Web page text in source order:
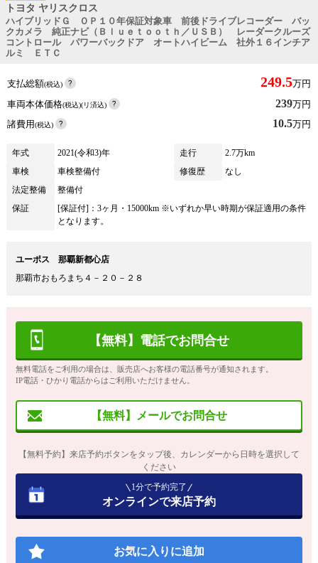
トヨタ ヤリスクロス
ハイブリッドＧ ＯＰ１０年保証対象車 前後ドライブレコーダー バッ
クカメラ 純正ナビ（Ｂｌｕｅｔｏｏｔｈ／ＵＳＢ） レーダークルーズ
コントロール パワーバックドア オートハイビーム 社外１６インチア
ルミ ＥＴＣ
支払総額(税込) 249.5万円
車両本体価格(税込)(リ済込) 239万円
諸費用(税込) 10.5万円
年式 2021(令和3)年 走行
2.7万km
車検
車検整備付 修復歴
なし
法定整備
整備付
保証
[保証付]：3ヶ月・15000km ※いずれか早い時期が保証適用の条件
となります。
ユーポス 那覇新都心店
那覇市おもろまち４－２０－２８
【無料】電話でお問合せ
無料電話をご利用の場合は、販売店へお客様の電話番号が通知されます。
IP電話・ひかり電話からはご利用いただけません。
【無料】メールでお問合せ
【無料予約】来店予約ボタンをタップ後、カレンダーから日時を選択して
ください
1分で予約完了
オンラインで来店予約
お気に入りに追加